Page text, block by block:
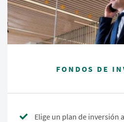
FONDOS DE
Elige un plan de inversión